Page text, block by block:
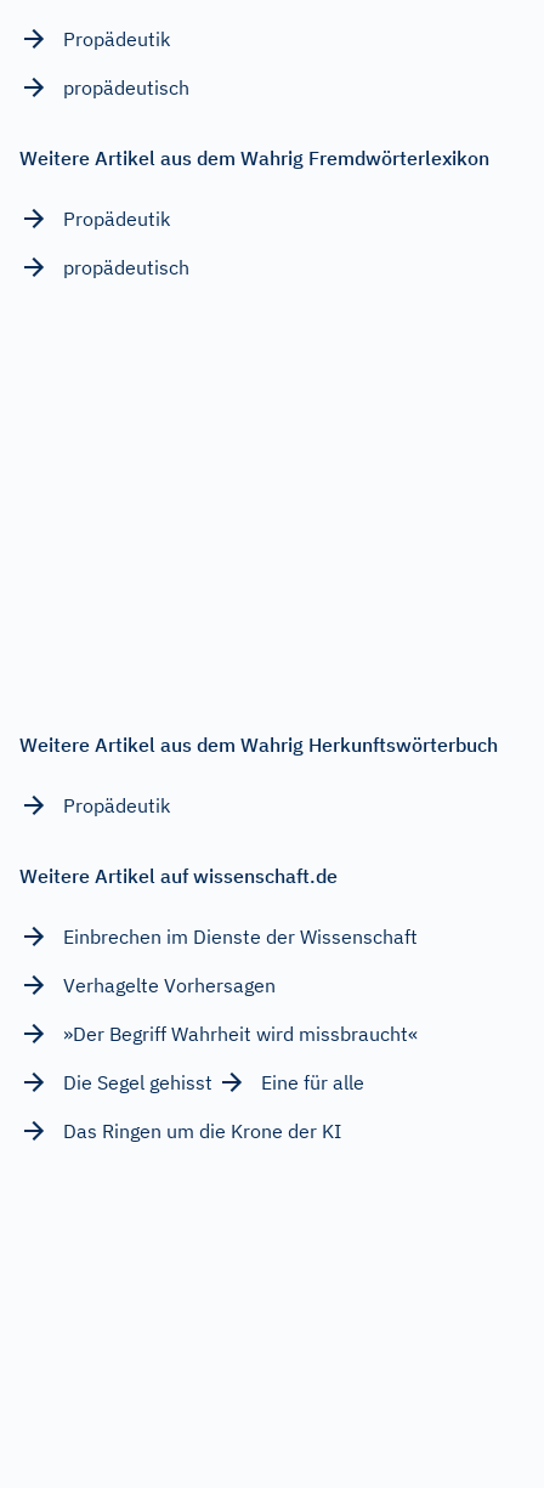
Propädeutik
propädeutisch
Weitere Artikel aus dem Wahrig Fremdwörterlexikon
Propädeutik
propädeutisch
Weitere Artikel aus dem Wahrig Herkunftswörterbuch
Propädeutik
Weitere Artikel auf wissenschaft.de
Einbrechen im Dienste der Wissenschaft
Verhagelte Vorhersagen
»Der Begriff Wahrheit wird missbraucht«
Die Segel gehisst
Eine für alle
Das Ringen um die Krone der KI